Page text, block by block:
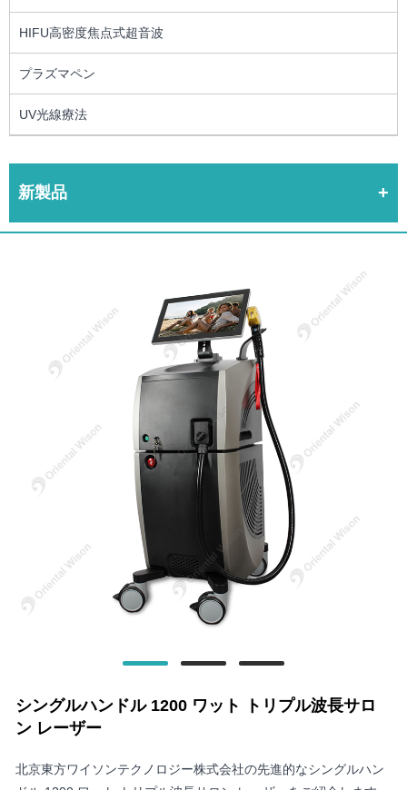
HIFU高密度焦点式超音波
プラズマペン
UV光線療法
新製品
シングルハンドル 1200 ワット トリプル波長サロ
ン レーザー
北京東方ワイソンテクノロジー株式会社の先進的なシングルハン